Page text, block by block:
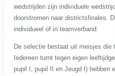
wedstrijden zijn individuele
doorstromen naar districtsfinales.
individueel of in teamverband.
De selectie bestaat uit meisjes die
Iedereen turnt tegen eigen
pupil I, pupil II en Jeugd I) hebben